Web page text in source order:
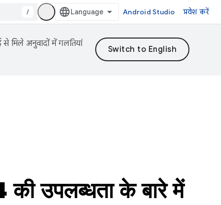
/ Android Studio प्रवेश करें
मिले अनुवादों में गलतियां
उपलब्धता के बारे में